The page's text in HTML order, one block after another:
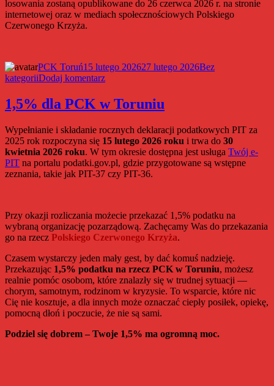
losowania zostaną opublikowane do 26 czerwca 2026 r. na stronie
internetowej oraz w mediach społecznościowych Polskiego
Czerwonego Krzyża.
Autor
PCK ToruńData
publikacji
15 lutego 202627 lutego 2026Kategorie
Bez
kategoriiDodaj komentarzdo
się
miłością
oddaj
krew.
Walentynkowa
akcja
PCK
1,5% dla PCK w Toruniu
Wypełnianie i składanie rocznych deklaracji podatkowych PIT za
2025 rok rozpoczyna się 15 lutego 2026 roku i trwa do 30
kwietnia 2026 roku. W tym okresie dostępna jest usługa Twój e-
PIT na portalu podatki.gov.pl, gdzie przygotowane są wstępne
zeznania, takie jak PIT-37 czy PIT-36.
Przy okazji rozliczania możecie przekazać 1,5% podatku na
wybraną organizację pozarządową. Zachęcamy Was do przekazania
go na rzecz Polskiego Czerwonego Krzyża.
Czasem wystarczy jeden mały gest, by dać komuś nadzieję.
Przekazując 1,5% podatku na rzecz PCK w Toruniu, możesz
realnie pomóc osobom, które znalazły się w trudnej sytuacji —
chorym, samotnym, rodzinom w kryzysie. To wsparcie, które nic
Cię nie kosztuje, a dla innych może oznaczać ciepły posiłek, opiekę,
pomocną dłoń i poczucie, że nie są sami.
Podziel się dobrem – Twoje 1,5% ma ogromną moc.